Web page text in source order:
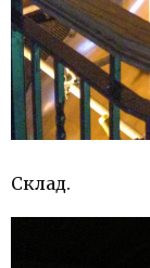
Склад.